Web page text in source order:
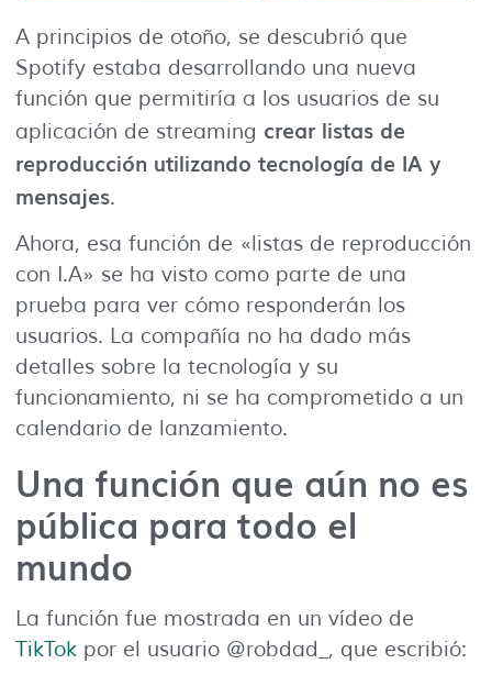
A principios de otoño, se descubrió que
Spotify estaba desarrollando una nueva
función que permitiría a los usuarios de su
aplicación de streaming crear listas de
reproducción utilizando tecnología de IA y
mensajes.
Ahora, esa función de «listas de reproducción
con I.A» se ha visto como parte de una
prueba para ver cómo responderán los
usuarios. La compañía no ha dado más
detalles sobre la tecnología y su
funcionamiento, ni se ha comprometido a un
calendario de lanzamiento.
Una función que aún no es
pública para todo el
mundo
La función fue mostrada en un vídeo de
TikTok por el usuario @robdad_, que escribió: